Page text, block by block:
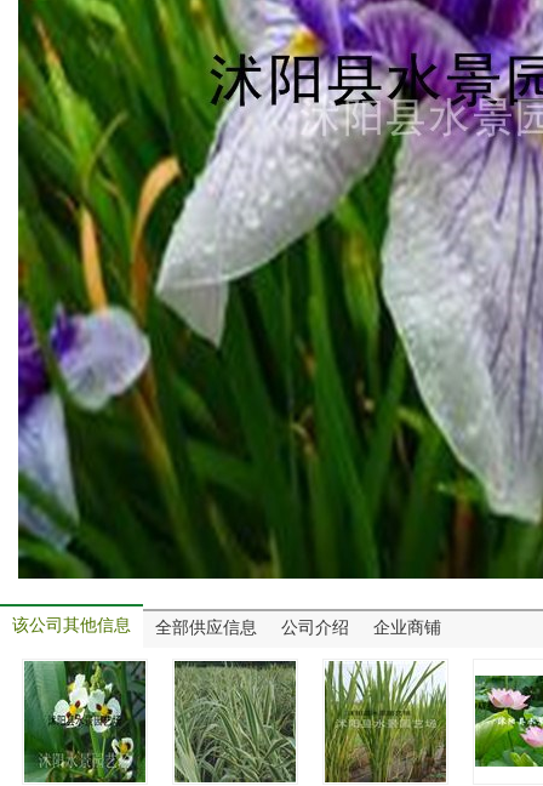
该公司其他信息 全部供应信息 公司介绍 企业商铺